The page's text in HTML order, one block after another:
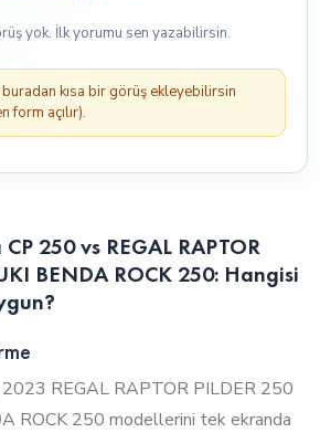
yok. İlk yorumu sen yazabilirsin.
kısa bir görüş ekleyebilirsin
form açılır).
250 vs REGAL RAPTOR
BENDA ROCK 250: Hangisi
REGAL RAPTOR PILDER 250
ROCK 250 modellerini tek ekranda